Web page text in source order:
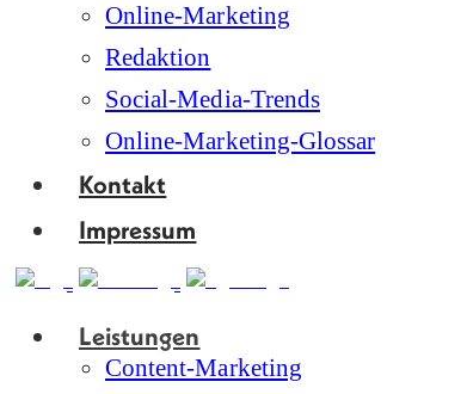
Online-Marketing
Redaktion
Social-Media-Trends
Online-Marketing-Glossar
Kontakt
Impressum
Leistungen
Content-Marketing